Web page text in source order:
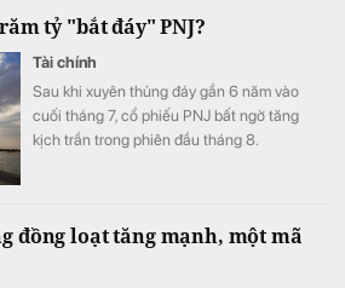
tỷ "bắt đáy" PNJ?
Tài chính
Sau khi xuyên thủng đáy gần 6 năm vào
cuối tháng 7, cổ phiếu PNJ bất ngờ tăng
kịch trần trong phiên đầu tháng 8.
đồng loạt tăng mạnh, một mã